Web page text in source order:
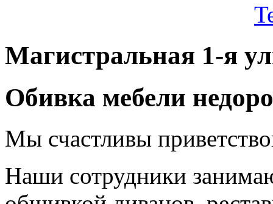
Магистральная 1-я
Обивка мебели
Мы счастливы
Наши сотрудники